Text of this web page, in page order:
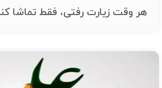
هر وقت زیارت رفتی، فقط تماشا کند